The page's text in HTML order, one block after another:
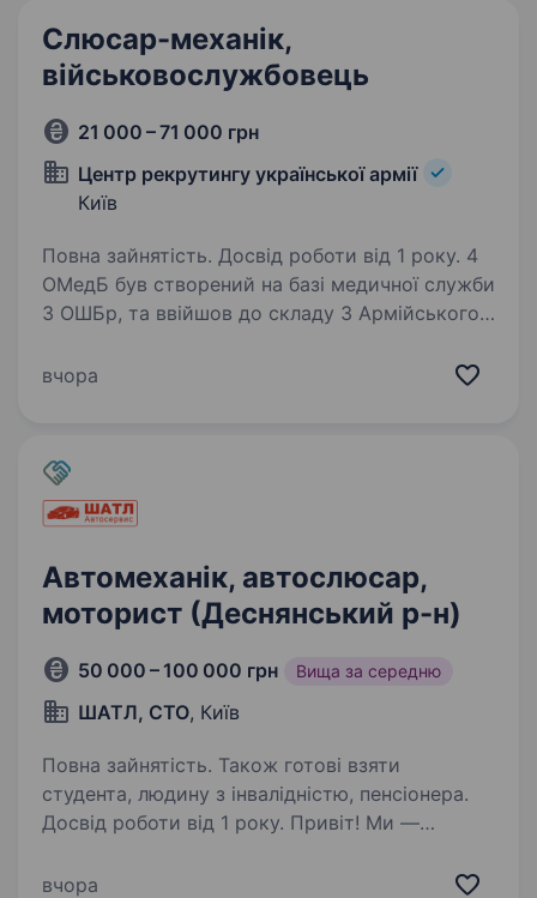
Слюсар-механік,
військовослужбовець
21 000 – 71 000 грн
Центр рекрутингу української армії
Київ
Повна зайнятість. Досвід роботи від 1 року. 4
ОМедБ був створений на базі медичної служби
3 ОШБр, та ввійшов до складу 3 Армійського
забезпечення підрозділів корпусу. Вимоги:
вчора
Автомеханік, автослюсар,
моторист (Деснянський р-н)
50 000 – 100 000 грн Вища за середню
ШАТЛ, СТО, Київ
Повна зайнятість. Також готові взяти
студента, людину з інвалідністю, пенсіонера.
Досвід роботи від 1 року. Привіт! Ми —
що спеціалізується на якісному
вчора